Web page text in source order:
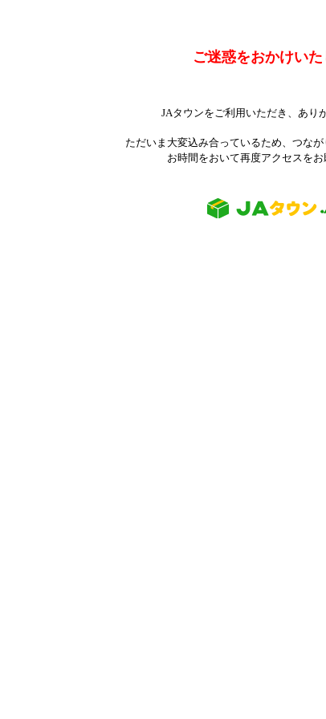
ご迷惑をおかけいた
JAタウンをご利用いただき、あり
ただいま大変込み合っているため、つなが
お時間をおいて再度アクセスをお